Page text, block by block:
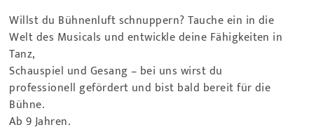
Willst du Bühnenluft schnuppern? Tauche ein in die
Weltdes Musicals und entwickle deine Fähigkeiten in
Tanz,
Schauspiel und Gesang – bei uns wirst du
professionellgefördert und bist bald bereit für die
Bühne.
Ab 9 Jahren.